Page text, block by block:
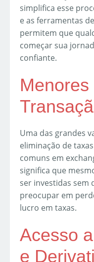
simplifica esse
e as ferramentas
permitem que
começar sua
confiante.
Uma das grandes
eliminação de
comuns em
significa que
ser investidas sem
preocupar em
lucro em taxas.
Acesso
e